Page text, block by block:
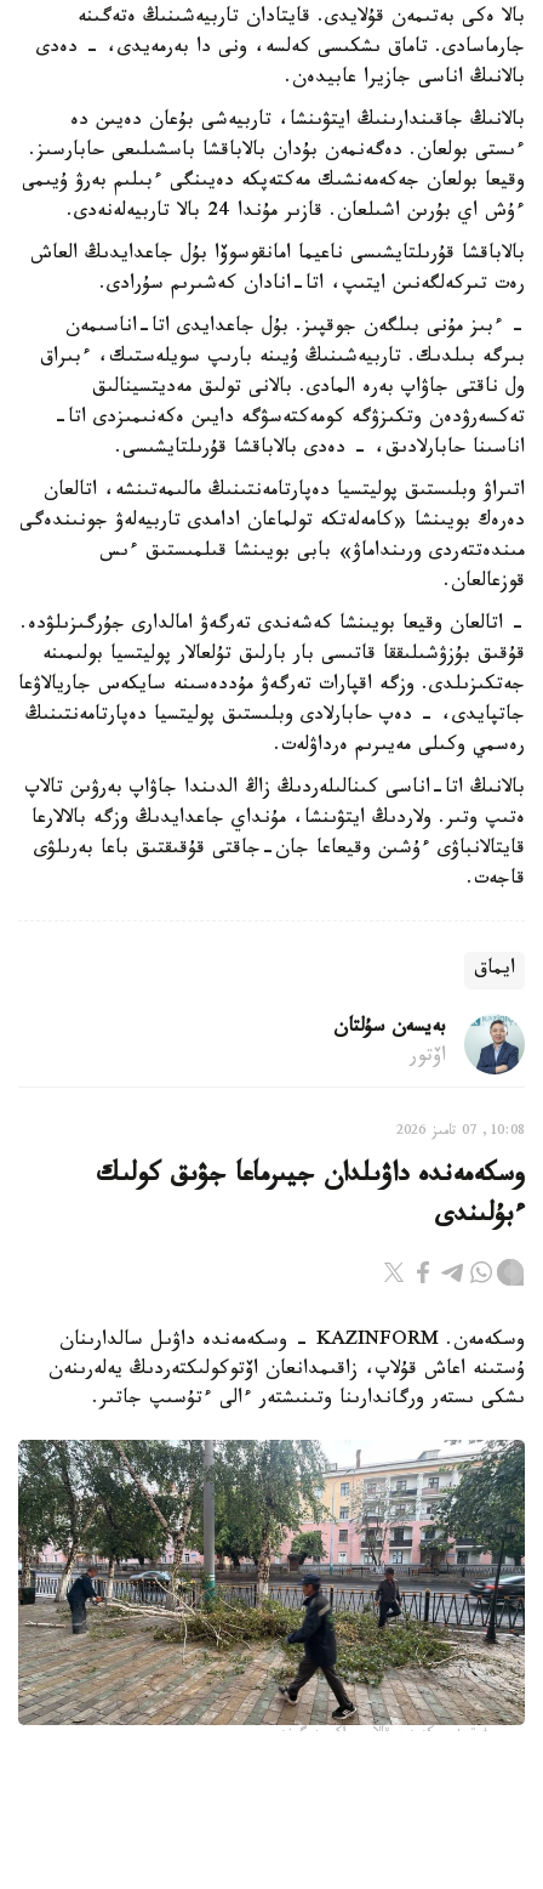
بالا ەكى بەتىمەن قۇلايدى. قايتادان تاربيەشىنىڭ ەتەگىنە
جارماسادى. تاماق ىشكىسى كەلسە، ونى دا بەرمەيدى، - دەدى
بالانىڭ اناسى جازيرا عابيدەن.
بالانىڭ جاقىندارىنىڭ ايتۋىنشا، تاربيەشى بۇعان دەيىن دە
ءىستى بولعان. دەگەنمەن بۇدان بالاباقشا باسشىلىعى حابارسىز.
وقيعا بولعان جەكەمەنشىك مەكتەپكە دەيىنگى ءبىلىم بەرۋ ۇيىمى
ءۇش اي بۇرىن اشىلعان. قازىر مۇندا 24 بالا تاربيەلەنەدى.
بالاباقشا قۇرىلتايشىسى ناعيما امانقوسوۆا بۇل جاعدايدىڭ العاش
رەت تىركەلگەنىن ايتىپ، اتا-انادان كەشىرىم سۇرادى.
- ءبىز مۇنى بىلگەن جوقپىز. بۇل جاعدايدى اتا-اناسىمەن
بىرگە بىلدىك. تاربيەشىنىڭ ۇيىنە بارىپ سويلەستىك، ءبىراق
ول ناقتى جاۋاپ بەرە المادى. بالانى تولىق مەديتسينالىق
تەكسەرۋدەن وتكىزۋگە كومەكتەسۋگە دايىن ەكەنىمىزدى اتا-
اناسىنا حابارلادىق، - دەدى بالاباقشا قۇرىلتايشىسى.
اتىراۋ وبلىستىق پوليتسيا دەپارتامەنتىنىڭ مالىمەتىنشە، اتالعان
دەرەك بويىنشا «كامەلەتكە تولماعان ادامدى تاربيەلەۋ جونىندەگى
مىندەتتەردى ورىنداماۋ» بابى بويىنشا قىلمىستىق ءىس
قوزعالعان.
- اتالعان وقيعا بويىنشا كەشەندى تەرگەۋ امالدارى جۇرگىزىلۋدە.
قۇقىق بۇزۋشىلىققا قاتىسى بار بارلىق تۇلعالار پوليتسيا بولىمىنە
جەتكىزىلدى. وزگە اقپارات تەرگەۋ مۇددەسىنە سايكەس جاريالاۋعا
جاتپايدى، - دەپ حابارلادى وبلىستىق پوليتسيا دەپارتامەنتىنىڭ
رەسمي وكىلى مەيىرىم ەرداۋلەت.
بالانىڭ اتا-اناسى كىنالىلەردىڭ زاڭ الدىندا جاۋاپ بەرۋىن تالاپ
ەتىپ وتىر. ولاردىڭ ايتۋىنشا، مۇنداي جاعدايدىڭ وزگە بالالارعا
قايتالانباۋى ءۇشىن وقيعاعا جان-جاقتى قۇقىقتىق باعا بەرىلۋى
قاجەت.
ايماق
بەيسەن سۇلتان
اۆتور
10:08, 07 تامىز 2026
وسكەمەندە داۋىلدان جيىرماعا جۋىق كولىك
ءبۇلىندى
وسكەمەن. KAZINFORM - وسكەمەندە داۋىل سالدارىنان
ۇستىنە اعاش قۇلاپ، زاقىمدانعان اۆتوكولىكتەردىڭ يەلەرىنەن
ىشكى ىستەر ورگاندارىنا وتىنىشتەر ءالى ءتۇسىپ جاتىر.
فوتو: وسكەمەن قالاسى اكىمدىگىنەن